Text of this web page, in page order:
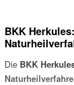
BKK
Die BKK